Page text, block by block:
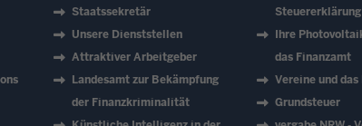
Staatssekretär
Unsere Dienststellen
Attraktiver Arbeitgeber
Landesamt zur Bekämpfung
der Finanzkriminalität
Ihre
das Finanzamt
Vereine und
Grundsteuer